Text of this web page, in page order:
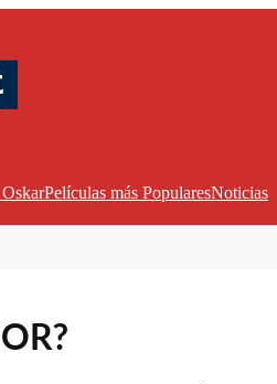
Películas más PopularesNoticias